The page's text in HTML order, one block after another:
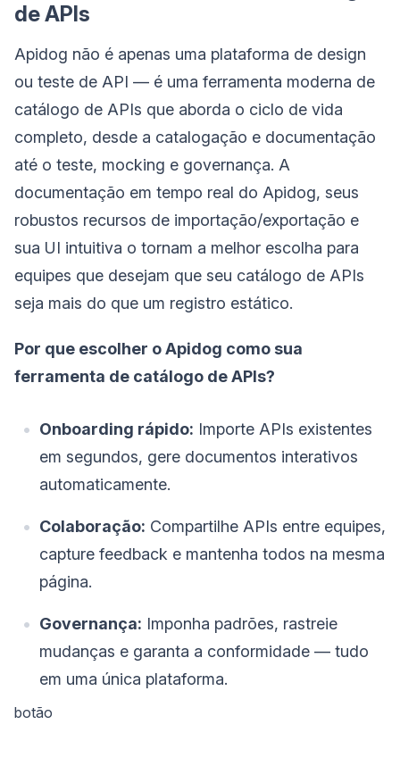
de APIs
Apidog não é apenas uma plataforma de design
ou teste de API — é uma ferramenta moderna de
catálogo de APIs que aborda o ciclo de vida
completo, desde a catalogação e documentação
até o teste, mocking e governança. A
documentação em tempo real do Apidog, seus
robustos recursos de importação/exportação e
sua UI intuitiva o tornam a melhor escolha para
equipes que desejam que seu catálogo de APIs
seja mais do que um registro estático.
Por que escolher o Apidog como sua
ferramenta de catálogo de APIs?
Onboarding rápido: Importe APIs existentes
em segundos, gere documentos interativos
automaticamente.
Colaboração: Compartilhe APIs entre equipes,
capture feedback e mantenha todos na mesma
página.
Governança: Imponha padrões, rastreie
mudanças e garanta a conformidade — tudo
em uma única plataforma.
botão